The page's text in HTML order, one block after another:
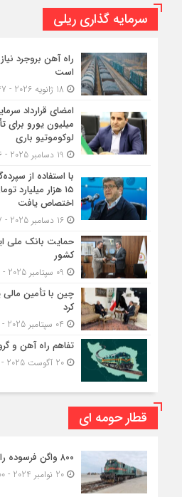
سرمایه گذاری ریلی
راه آهن بروجرد
است
لوکوموتیو باری
با استفاده از
۱۵ هزار
اختصاص یافت
16 دسامبر 2025 - 20:47
حمایت بانک ملی
کشور
چین با تأمین مالی
کرد
تفاهم راه آهن و
20 آگوست 2025 - 19:41
قطار حومه ای
۸۰۰ واگن فرسوده راه آهن از مدار خارج شد
20 نوامبر 2024 - 3:00